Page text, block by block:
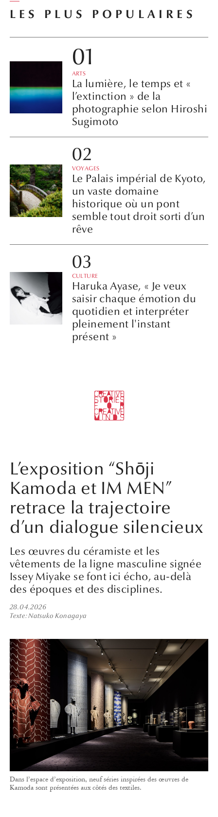
LES PLUS POPULAIRES
ARTS
La lumière, le temps et «
l’extinction » de la
photographie selon Hiroshi
Sugimoto
VOYAGES
Le Palais impérial de Kyoto,
un vaste domaine
historique où un pont
semble tout droit sorti d’un
rêve
CULTURE
Haruka Ayase, « Je veux
saisir chaque émotion du
quotidien et interpréter
pleinement l'instant
présent »
L’exposition “Shōji
Kamoda et IM MEN”
retrace la trajectoire
d’un dialogue silencieux
Les œuvres du céramiste et les
vêtements de la ligne masculine signée
Issey Miyake se font ici écho, au-delà
des époques et des disciplines.
28.04.2026
Texte Natsuko Konagaya
Dans l’espace d’exposition, neuf séries inspirées des œuvres de
Kamoda sont présentées aux côtés des textiles.